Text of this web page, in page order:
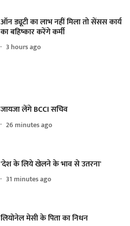
ऑन ड्यूटी का लाभ नहीं मिला तो सेंसस कार्य
का बहिष्कार करेंगे कर्मी
3 hours ago
जायजा लेंगे BCCI सचिव
26 minutes ago
'देश के लिये खेलने के भाव से उतरना'
31 minutes ago
लियोनेल मेसी के पिता का निधन